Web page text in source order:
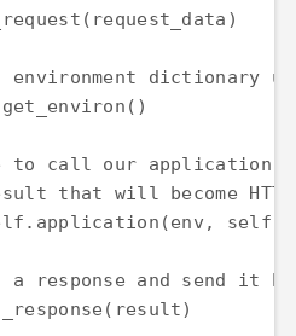
environment dictionary
to call our application
that will become
a response and send it